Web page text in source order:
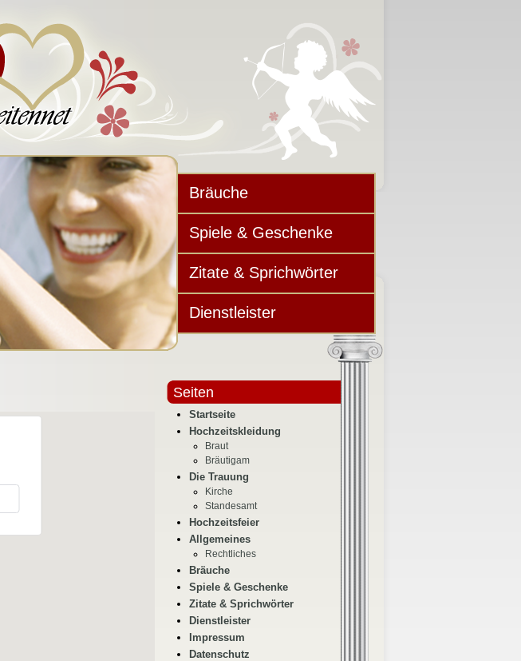
Bräuche
Spiele & Geschenke
Zitate & Sprichwörter
Dienstleister
Seiten
Startseite
Hochzeitskleidung
Braut
Bräutigam
Die Trauung
Kirche
Standesamt
Hochzeitsfeier
Allgemeines
Rechtliches
Bräuche
Spiele & Geschenke
Zitate & Sprichwörter
Dienstleister
Impressum
Datenschutz